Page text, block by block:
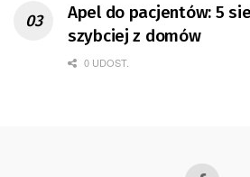
Apel do pacjentów: 5
szybciej z domów
0 UDOST.